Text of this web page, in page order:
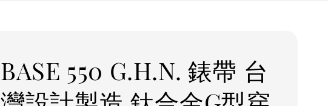
BASE 550 G.H.N. 錶帶 台